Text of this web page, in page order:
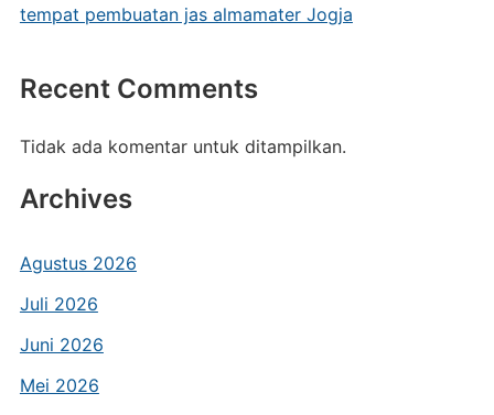
tempat pembuatan jas almamater Jogja
Recent Comments
Tidak ada komentar untuk ditampilkan.
Archives
Agustus 2026
Juli 2026
Juni 2026
Mei 2026